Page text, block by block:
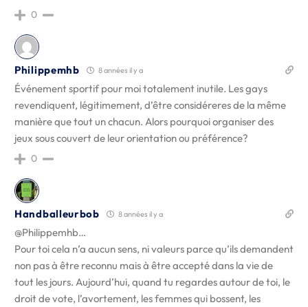
0
Philippemhb 8 années il y a
Événement sportif pour moi totalement inutile. Les gays
revendiquent, légitimement, d’être considéreres de la même
manière que tout un chacun. Alors pourquoi organiser des
jeux sous couvert de leur orientation ou préférence?
0
Handballeurbob 8 années il y a
@Philippemhb…
Pour toi cela n’a aucun sens, ni valeurs parce qu’ils demandent
non pas à être reconnu mais à être accepté dans la vie de
tout les jours. Aujourd’hui, quand tu regardes autour de toi, le
droit de vote, l’avortement, les femmes qui bossent, les